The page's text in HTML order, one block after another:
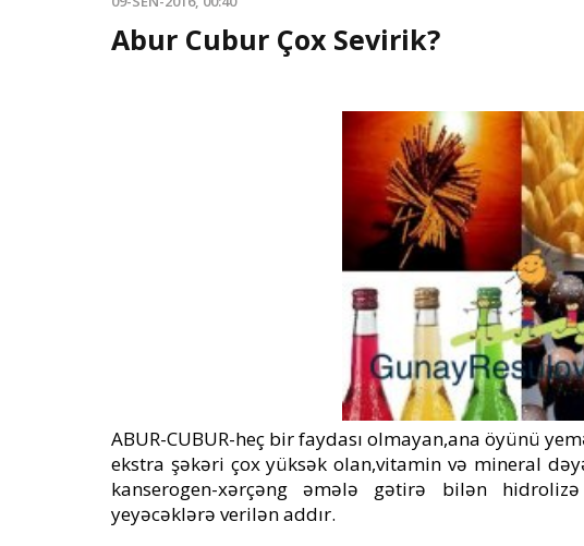
Abur Cubur Çox Sevirik?
ABUR-CUBUR-heç bir faydası olmayan,ana öyünü
ekstra şəkəri çox yüksək olan,vitamin və mineral
kanserogen-xərçəng əmələ gətirə bilən
yeyəcəklərə verilən addır.